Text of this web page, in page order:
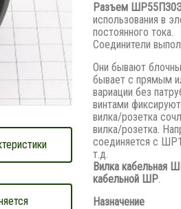
Разъем
использования в
постоянного тока.
Соединители
Они бывают
бывает с прямым
вариации без
винтами
вилка/розетка
вилка/розетка.
соединяется с
т.д.
Вилка кабельная
кабельной ШР.
Назначение